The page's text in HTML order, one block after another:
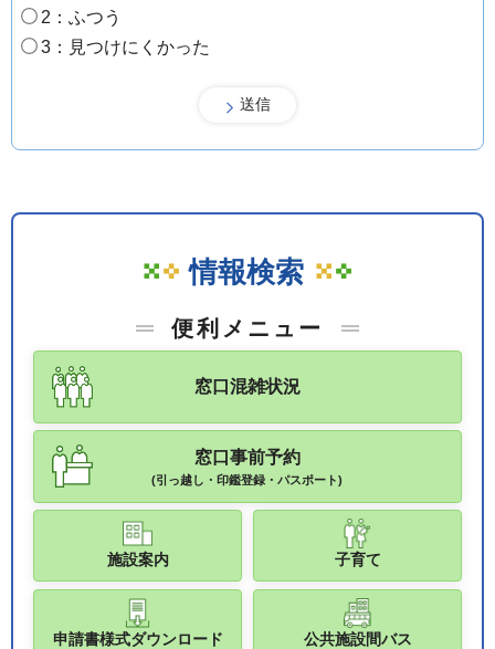
2：ふつう
3：見つけにくかった
情報検索
便利メニュー
窓口混雑状況
窓口事前予約
(引っ越し・印鑑登録・パスポート)
施設案内 子育て
申請書様式ダウンロード 公共施設間バス